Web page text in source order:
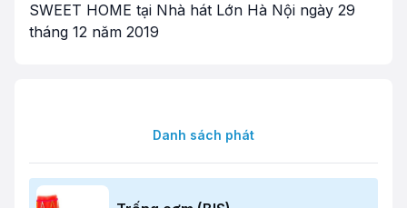
SWEET HOME tại Nhà hát Lớn Hà Nội ngày 29
tháng 12 năm 2019
Danh sách phát